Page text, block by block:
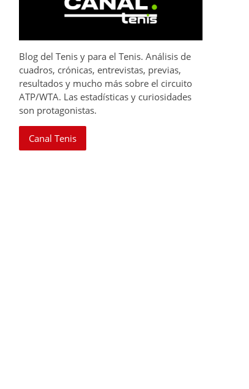
Blog del Tenis y para el Tenis. Análisis de
cuadros, crónicas, entrevistas, previas,
resultados y mucho más sobre el circuito
ATP/WTA. Las estadísticas y curiosidades
son protagonistas.
Canal Tenis